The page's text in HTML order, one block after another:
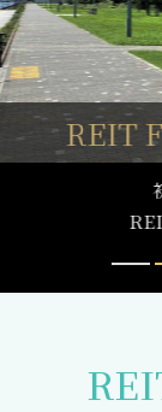
REIT